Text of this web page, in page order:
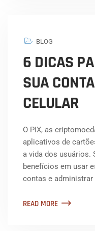
BLOG
6 DICAS
SUA
CELULAR
O PIX, as
aplicativos de
a vida dos usuários.
benefícios em usar
contas e
READ MORE